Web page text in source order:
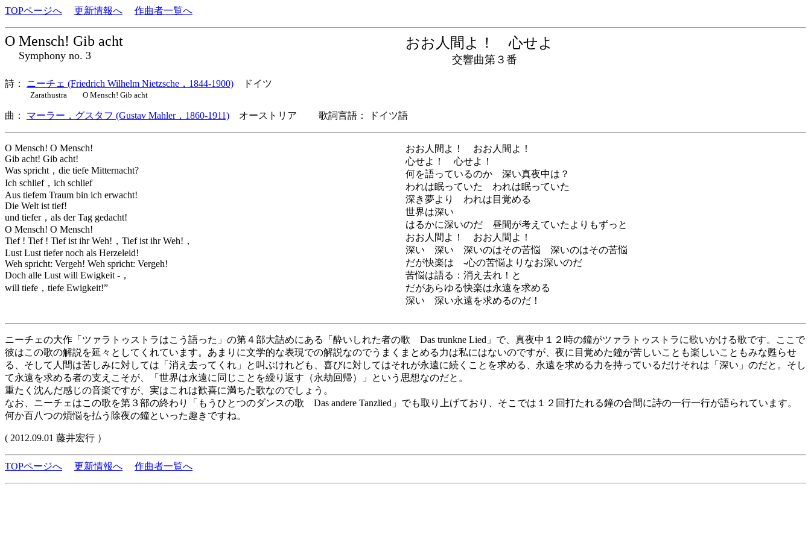
TOPページへ 更新情報へ 作曲者一覧へ
O Mensch! Gib acht
Symphony no. 3
おお人間よ！ 心せよ
交響曲第３番
詩： ニーチェ (Friedrich Wilhelm Nietzsche，1844-1900) ドイツ
Zarathustra O Mensch! Gib acht
曲： マーラー，グスタフ (Gustav Mahler，1860-1911) オーストリア 歌詞言語： ドイツ語
O Mensch! O Mensch!
Gib acht! Gib acht!
Was spricht，die tiefe Mitternacht?
Ich schlief，ich schlief
Aus tiefem Traum bin ich erwacht!
Die Welt ist tief!
und tiefer，als der Tag gedacht!
O Mensch! O Mensch!
Tief ! Tief ! Tief ist ihr Weh!，Tief ist ihr Weh!，
Lust Lust tiefer noch als Herzeleid!
Weh spricht: Vergeh! Weh spricht: Vergeh!
Doch alle Lust will Ewigkeit -，
will tiefe，tiefe Ewigkeit!”
おお人間よ！ おお人間よ！
心せよ！ 心せよ！
何を語っているのか 深い真夜中は？
われは眠っていた われは眠っていた
深き夢より われは目覚める
世界は深い
はるかに深いのだ 昼間が考えていたよりもずっと
おお人間よ！ おお人間よ！
深い 深い 深いのはその苦悩 深いのはその苦悩
だが快楽は -心の苦悩よりなお深いのだ
苦悩は語る：消え去れ！と
だがあらゆる快楽は永遠を求める
深い 深い永遠を求めるのだ！
ニーチェの大作「ツァラトゥストラはこう語った」の第４部大詰めにある「酔いしれた者の歌 Das trunkne Lied」で、真夜中１２時の鐘がツァラトゥストラに歌いかける歌です。ここで
彼はこの歌の解説を延々としてくれています。あまりに文学的な表現での解説なのでうまくまとめる力は私にはないのですが、夜に目覚めた鐘が苦しいことも楽しいこともみな甦らせ
る、そして人間は苦しみに対しては「消え去ってくれ」と叫ぶけれども、喜びに対してはそれが永遠に続くことを求める、永遠を求める力を持っているだけそれは「深い」のだと。そし
て永遠を求める者の支えこそが、「世界は永遠に同じことを繰り返す（永劫回帰）」という思想なのだと。
重たく沈んだ感じの音楽ですが、実はこれは歓喜に満ちた歌なのでしょう。
なお、ニーチェはこの歌を第３部の終わり「もうひとつのダンスの歌 Das andere Tanzlied」でも取り上げており、そこでは１２回打たれる鐘の合間に詩の一行一行が語られています。
何か百八つの煩悩を払う除夜の鐘といった趣きですね。
( 2012.09.01 藤井宏行 ）
TOPページへ 更新情報へ 作曲者一覧へ